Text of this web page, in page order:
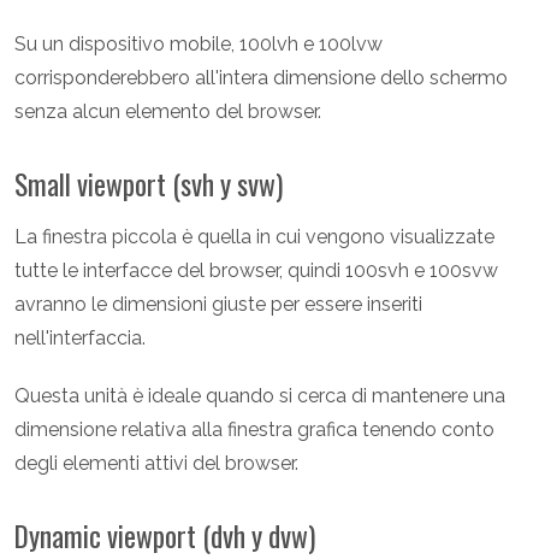
Su un dispositivo mobile, 100lvh e 100lvw
corrisponderebbero all'intera dimensione dello schermo
senza alcun elemento del browser.
Small viewport (svh y svw)
La finestra piccola è quella in cui vengono visualizzate
tutte le interfacce del browser, quindi 100svh e 100svw
avranno le dimensioni giuste per essere inseriti
nell'interfaccia.
Questa unità è ideale quando si cerca di mantenere una
dimensione relativa alla finestra grafica tenendo conto
degli elementi attivi del browser.
Dynamic viewport (dvh y dvw)